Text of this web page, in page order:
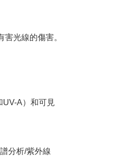
光線的傷害。
UV-A）和可見
分析/紫外線